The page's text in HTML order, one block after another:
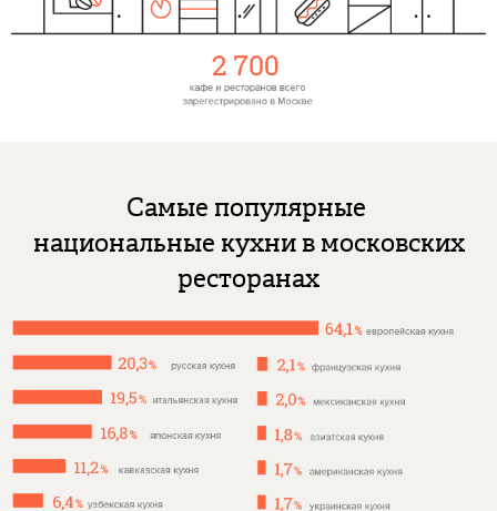
Самые популярные
национальные кухни в московских
ресторанах